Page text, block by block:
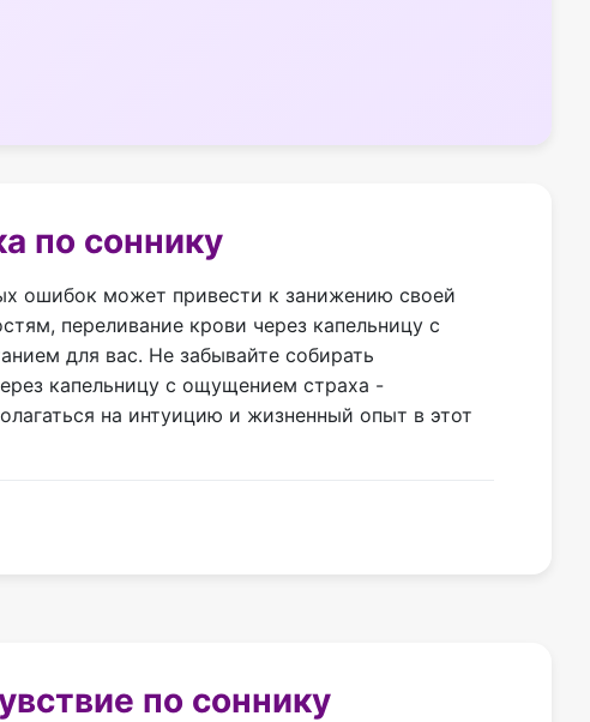
по соннику
ошибок может привести к занижению своей
переливание крови через капельницу с
для вас. Не забывайте собирать
капельницу с ощущением страха -
на интуицию и жизненный опыт в этот
по соннику